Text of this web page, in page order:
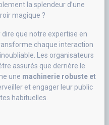
la splendeur d’une
magique ?
que notre expertise en
chaque interaction
Les organisateurs
assurés que derrière le
une machinerie robuste et
et engager leur public
habituelles.